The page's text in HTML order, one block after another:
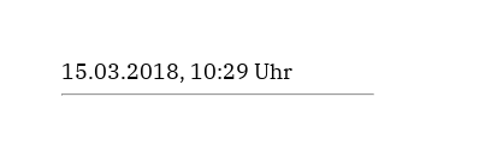
15.03.2018, 10:29 Uhr